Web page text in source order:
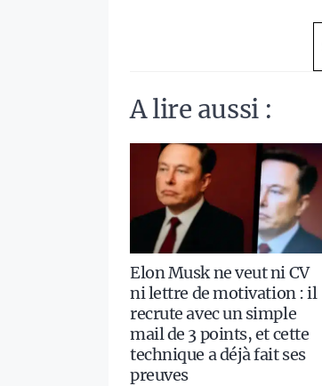
A lire aussi :
Elon Musk ne veut ni CV
ni lettre de motivation : il
recrute avec un simple
mail de 3 points, et cette
technique a déjà fait ses
preuves